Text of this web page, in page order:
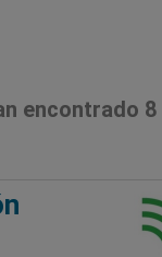
encontrado